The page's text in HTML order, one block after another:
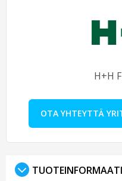
H+H
OTA YHTEYTTÄ